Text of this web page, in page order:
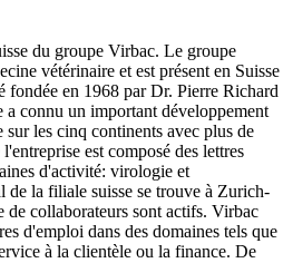
du groupe Virbac. Le groupe
vétérinaire et est présent en Suisse
fondée en 1968 par Dr. Pierre Richard
a connu un important développement
sur les cinq continents avec plus de
est composé des lettres
d'activité: virologie et
de la filiale suisse se trouve à Zurich-
collaborateurs sont actifs. Virbac
d'emploi dans des domaines tels que
à la clientèle ou la finance. De